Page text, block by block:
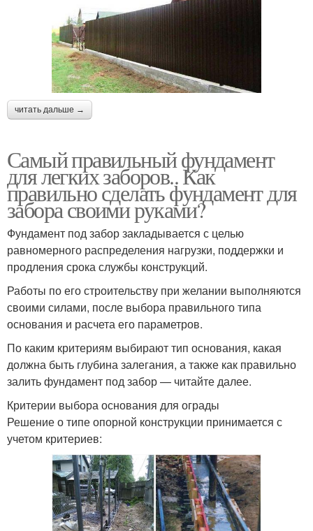
читать дальше →
Самый правильный фундамент
для легких заборов.. Как
правильно сделать фундамент для
забора своими руками?
Фундамент под забор закладывается с целью
равномерного распределения нагрузки, поддержки и
продления срока службы конструкций.
Работы по его строительству при желании выполняются
своими силами, после выбора правильного типа
основания и расчета его параметров.
По каким критериям выбирают тип основания, какая
должна быть глубина залегания, а также как правильно
залить фундамент под забор — читайте далее.
Критерии выбора основания для ограды
Решение о типе опорной конструкции принимается с
учетом критериев: